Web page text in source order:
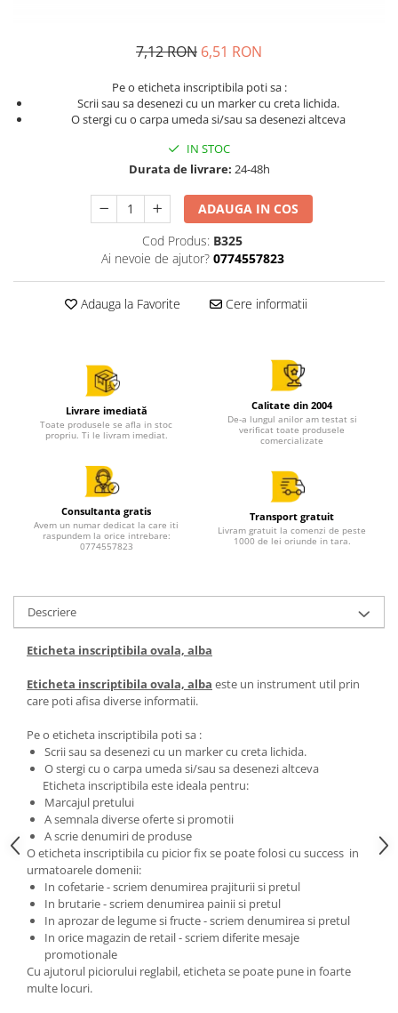
7,12 RON 6,51 RON
Pe o eticheta inscriptibila poti sa :
Scrii sau sa desenezi cu un marker cu creta lichida.
O stergi cu o carpa umeda si/sau sa desenezi altceva
IN STOC
Durata de livrare: 24-48h
ADAUGA IN COS
Cod Produs: B325
Ai nevoie de ajutor? 0774557823
Adauga la Favorite Cere informatii
Livrare imediată
Toate produsele se afla in stoc
propriu. Ti le livram imediat.
Calitate din 2004
De-a lungul anilor am testat si
verificat toate produsele
comercializate
Consultanta gratis
Avem un numar dedicat la care iti
raspundem la orice intrebare:
0774557823
Transport gratuit
Livram gratuit la comenzi de peste
1000 de lei oriunde in tara.
Descriere
Eticheta inscriptibila ovala, alba
Eticheta inscriptibila ovala, alba este un instrument util prin
care poti afisa diverse informatii.
Pe o eticheta inscriptibila poti sa :
Scrii sau sa desenezi cu un marker cu creta lichida.
O stergi cu o carpa umeda si/sau sa desenezi altceva
Eticheta inscriptibila este ideala pentru:
Marcajul pretului
A semnala diverse oferte si promotii
A scrie denumiri de produse
O eticheta inscriptibila cu picior fix se poate folosi cu success in
urmatoarele domenii:
In cofetarie - scriem denumirea prajiturii si pretul
In brutarie - scriem denumirea painii si pretul
In aprozar de legume si fructe - scriem denumirea si pretul
In orice magazin de retail - scriem diferite mesaje
promotionale
Cu ajutorul piciorului reglabil, eticheta se poate pune in foarte
multe locuri.